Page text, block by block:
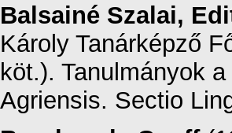
Balsainé Szalai,
Károly Tanárképző
köt.). Tanulmányok
Agriensis. Sectio